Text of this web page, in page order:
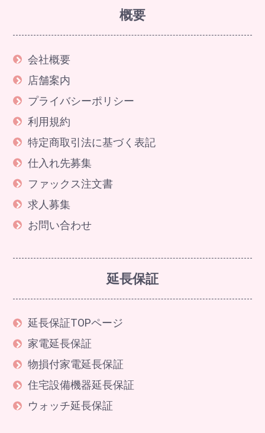
概要
会社概要
店舗案内
プライバシーポリシー
利用規約
特定商取引法に基づく表記
仕入れ先募集
ファックス注文書
求人募集
お問い合わせ
延長保証
延長保証TOPページ
家電延長保証
物損付家電延長保証
住宅設備機器延長保証
ウォッチ延長保証